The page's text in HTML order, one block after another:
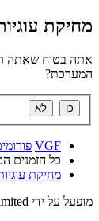
מחיקת
אתה בטוח שאתה
המערכת?
VGF
כל הזמנים
מחיקת
מופעל על ידי